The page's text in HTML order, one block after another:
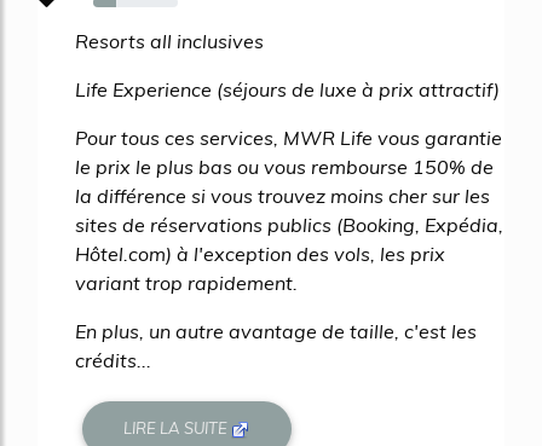
27%
Resorts all inclusives
Life Experience (séjours de luxe à prix attractif)
Pour tous ces services, MWR Life vous garantie
le prix le plus bas ou vous rembourse 150% de
la différence si vous trouvez moins cher sur les
sites de réservations publics (Booking, Expédia,
Hôtel.com) à l'exception des vols, les prix
variant trop rapidement.
En plus, un autre avantage de taille, c'est les
crédits...
LIRE LA SUITE